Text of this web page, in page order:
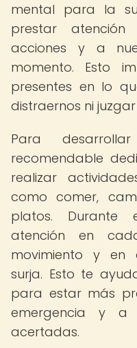
mental para la
prestar atención
acciones y a
momento. Esto
presentes en lo
distraernos ni
Para
recomendable
realizar
como comer,
platos. Durante
atención en
movimiento y en
surja. Esto te
para estar más
emergencia y a
acertadas.